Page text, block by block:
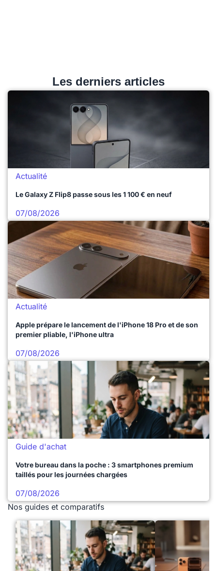
Les derniers articles
Actualité
Le Galaxy Z Flip8 passe sous les 1 100 € en neuf
07/08/2026
Actualité
Apple prépare le lancement de l'iPhone 18 Pro et de son
premier pliable, l'iPhone ultra
07/08/2026
Guide d'achat
Votre bureau dans la poche : 3 smartphones premium
taillés pour les journées chargées
07/08/2026
Nos guides et comparatifs